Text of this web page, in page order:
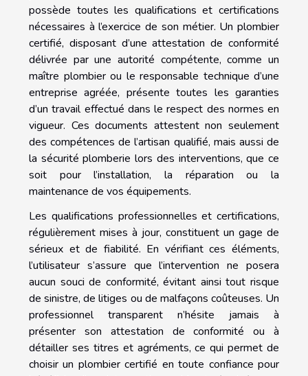
possède toutes les qualifications et certifications
nécessaires à l’exercice de son métier. Un plombier
certifié, disposant d’une attestation de conformité
délivrée par une autorité compétente, comme un
maître plombier ou le responsable technique d’une
entreprise agréée, présente toutes les garanties
d’un travail effectué dans le respect des normes en
vigueur. Ces documents attestent non seulement
des compétences de l’artisan qualifié, mais aussi de
la sécurité plomberie lors des interventions, que ce
soit pour l’installation, la réparation ou la
maintenance de vos équipements.
Les qualifications professionnelles et certifications,
régulièrement mises à jour, constituent un gage de
sérieux et de fiabilité. En vérifiant ces éléments,
l’utilisateur s’assure que l’intervention ne posera
aucun souci de conformité, évitant ainsi tout risque
de sinistre, de litiges ou de malfaçons coûteuses. Un
professionnel transparent n’hésite jamais à
présenter son attestation de conformité ou à
détailler ses titres et agréments, ce qui permet de
choisir un plombier certifié en toute confiance pour